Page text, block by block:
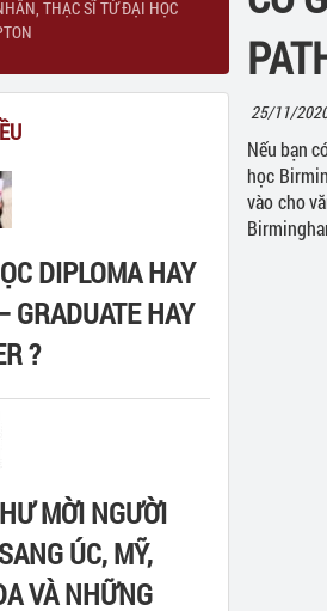
Du học Mỹ
Du học Nhật Bản
Community
High school
A-level
Du học chương trình dự bị đại học
Du học chương trình Đại học
Singapore
Anh
25/11/
Nếu bạn
học
vào cho
THẠC SĨ TỪ ĐẠI HỌC
DIPLOMA HAY
GRADUATE HAY
?
MỜI NGƯỜI
ÚC, MỸ,
VÀ NHỮNG